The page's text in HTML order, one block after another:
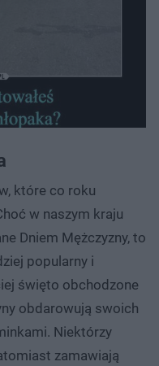
które co roku
w naszym kraju
Dniem Mężczyzny, to
popularny i
święto obchodzone
obdarowują swoich
Niektórzy
zamawiają